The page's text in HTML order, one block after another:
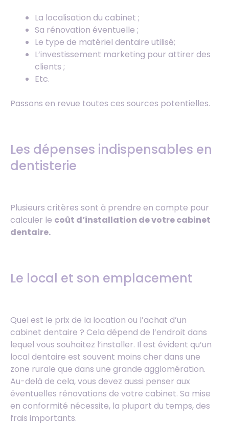
La localisation du cabinet ;
Sa rénovation éventuelle ;
Le type de matériel dentaire utilisé;
L’investissement marketing pour attirer des
clients ;
Etc.
Passons en revue toutes ces sources potentielles.
Les dépenses indispensables en
dentisterie
Plusieurs critères sont à prendre en compte pour
calculer le coût d’installation de votre cabinet
dentaire.
Le local et son emplacement
Quel est le prix de la location ou l’achat d’un
cabinet dentaire ? Cela dépend de l’endroit dans
lequel vous souhaitez l’installer. Il est évident qu’un
local dentaire est souvent moins cher dans une
zone rurale que dans une grande agglomération.
Au-delà de cela, vous devez aussi penser aux
éventuelles rénovations de votre cabinet. Sa mise
en conformité nécessite, la plupart du temps, des
frais importants.